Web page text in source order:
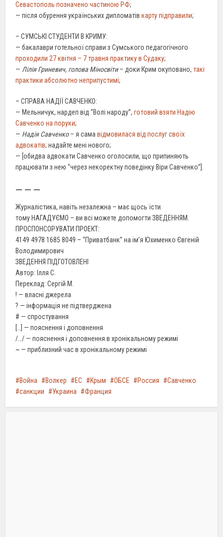
Севастополь позначено частиною РФ;
— після обурення українських дипломатівкарту підправили;
– СУМСЬКІ СТУДЕНТИ В КРИМУ:
— бакалаври готельної справи з Сумського педагогічного
проходили 27 квітня – 7 травня практику в Судаку;
— Лілія Гриневич, голова Міносвіти– доки Крим окуповано,такі
практики абсолютно неприпустимі;
– СПРАВА НАДІЇ САВЧЕНКО:
— Мельничук, нардеп від “Волі народу”,готовий взяти Надію
Савченко на поруки;
— Надія Савченко– я самавідмовилася від послуг своїх
адвокатів; надайте мені нового;
— [обидва адвокати Савченко оголосили, що припиняють
працювати з нею “через некоректну поведінку Віри Савченко”].
— — —
Журналістика, навіть незалежна – має щось їсти.
тому НАГАДУЄМО – ви всі можете допомогти ЗВЕДЕННЯМ.
ПРОСПОНСОРУВАТИ ПРОЕКТ:
4149 4978 1685 8049 – “Приватбанк” на ім’я Юхименко Євгеній
Володимирович
ЗВЕДЕННЯ ПІДГОТОВЛЕНІ
Автор: Ілля С.
Переклад: Сергій М.
! — власні джерела
? — інформація не підтверджена
# — спростування
[…] — пояснення і доповнення
/…/ — пояснення і доповнення в хронікальному режимі
~ — приблизний час в хронікальному режимі
Война Волкер ЕС Крым ОБСЕ Россия
Савченко
санкции
Украина Франция